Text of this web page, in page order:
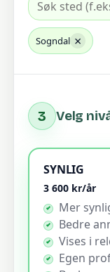
Sogndal ×
3 Velg
SYNLIG
3 600 kr/år
Mer
Bedre
Vises i
Egen